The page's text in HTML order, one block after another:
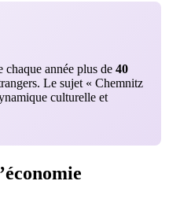
chaque année plus de 40
Le sujet « Chemnitz
culturelle et